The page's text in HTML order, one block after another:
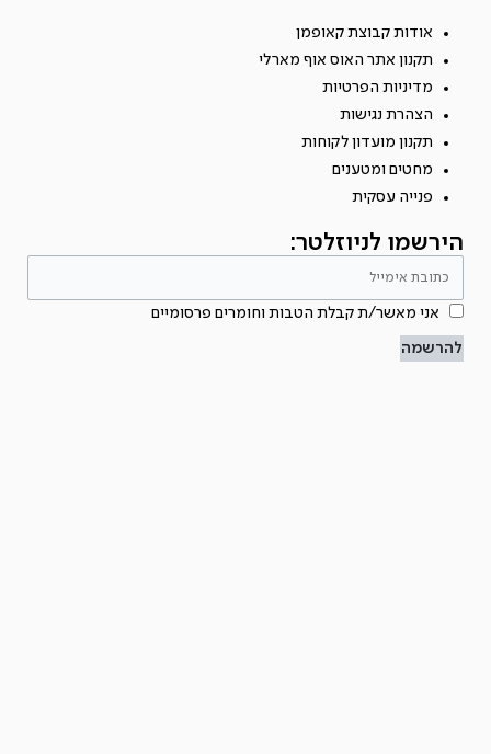
אודות קבוצת קאופמן
תקנון אתר האוס אוף מארלי
מדיניות הפרטיות
הצהרת נגישות
תקנון מועדון לקוחות
מחטים ומטענים
פנייה עסקית
הירשמו לניוזלטר:
אני מאשר/ת קבלת הטבות וחומרים פרסומיים
להרשמה